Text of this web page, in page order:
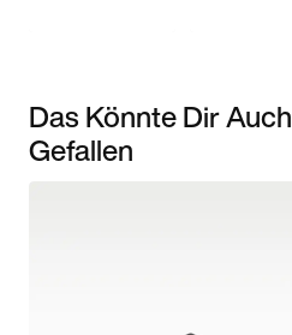
Das Könnte Dir Auch
Gefallen